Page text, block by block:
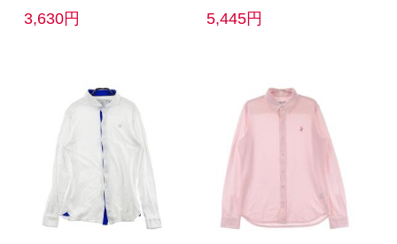
3,630円 5,445円